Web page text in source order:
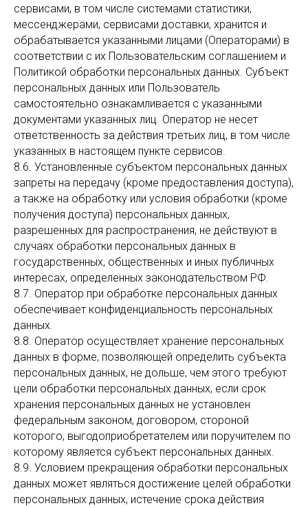
сервисами, в том числе системами статистики,
мессенджерами, сервисами доставки, хранится и
обрабатывается указанными лицами (Операторами) в
соответствии с их Пользовательским соглашением и
Политикой обработки персональных данных. Субъект
персональных данных или Пользователь
самостоятельно ознакамливается с указанными
документами указанных лиц. Оператор не несет
ответственность за действия третьих лиц, в том числе
указанных в настоящем пункте сервисов.
8.6. Установленные субъектом персональных данных
запреты на передачу (кроме предоставления доступа),
а также на обработку или условия обработки (кроме
получения доступа) персональных данных,
разрешенных для распространения, не действуют в
случаях обработки персональных данных в
государственных, общественных и иных публичных
интересах, определенных законодательством РФ.
8.7. Оператор при обработке персональных данных
обеспечивает конфиденциальность персональных
данных.
8.8. Оператор осуществляет хранение персональных
данных в форме, позволяющей определить субъекта
персональных данных, не дольше, чем этого требуют
цели обработки персональных данных, если срок
хранения персональных данных не установлен
федеральным законом, договором, стороной
которого, выгодоприобретателем или поручителем по
которому является субъект персональных данных.
8.9. Условием прекращения обработки персональных
данных может являться достижение целей обработки
персональных данных, истечение срока действия